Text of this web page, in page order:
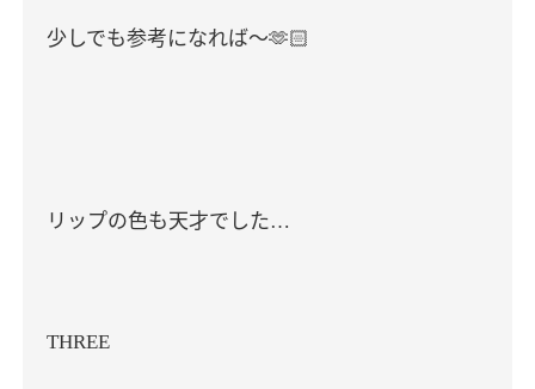
少しでも参考になれば〜🫶🏻
リップの色も天才でした…
THREE